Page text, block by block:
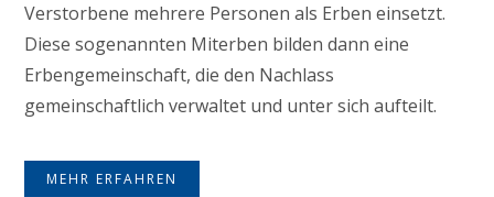
Verstorbene mehrere Personen als Erben einsetzt.
Diese sogenannten Miterben bilden dann eine
Erbengemeinschaft, die den Nachlass
gemeinschaftlich verwaltet und unter sich aufteilt.
MEHR ERFAHREN